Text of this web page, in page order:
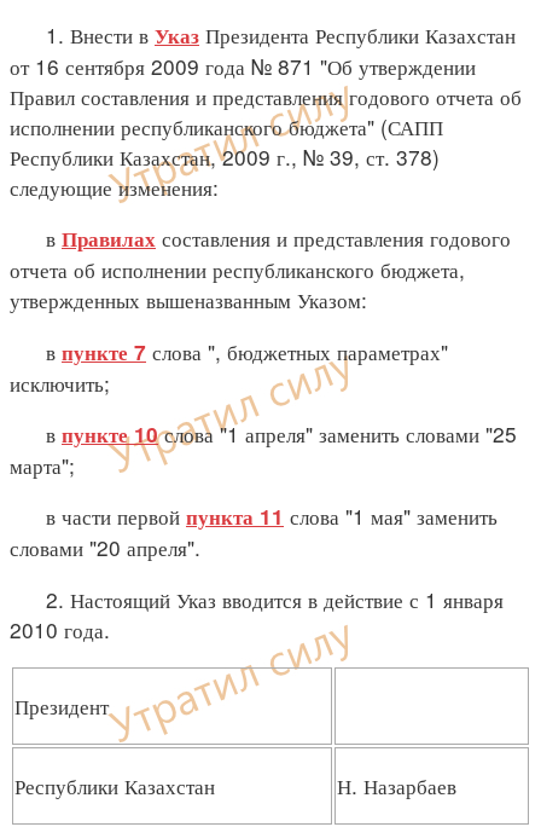
1. Внести в Указ Президента Республики Казахстан
от 16 сентября 2009 года № 871 "Об утверждении
Правил составления и представления годового отчета об
исполнении республиканского бюджета" (САПП
Республики Казахстан, 2009 г., № 39, ст. 378)
следующие изменения:
в Правилах составления и представления годового
отчета об исполнении республиканского бюджета,
утвержденных вышеназванным Указом:
в пункте 7 слова ", бюджетных параметрах"
исключить;
в пункте 10слова "1 апреля" заменить словами "25
марта";
в части первой пункта 11 слова "1 мая" заменить
словами "20 апреля".
2. Настоящий Указ вводится в действие с 1 января
2010 года.
Президент
Республики Казахстан Н. Назарбаев